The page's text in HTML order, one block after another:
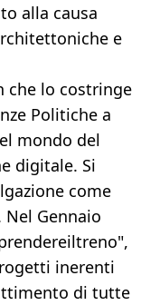
alla causa
e
che lo costringe
Politiche a
mondo del
digitale. Si
come
Gennaio
inerenti
di tutte